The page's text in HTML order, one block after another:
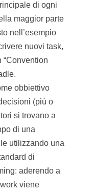
di ogni
maggior parte
nell’esempio
nuovi task,
“Convention
obbiettivo
(più o
si trovano a
di una
utilizzando una
di
aderendo a
viene